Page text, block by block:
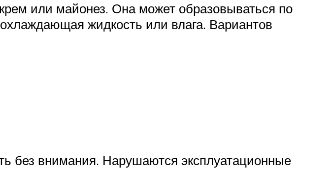
или майонез. Она может образовываться по
жидкость или влага. Вариантов
без внимания. Нарушаются эксплуатационные